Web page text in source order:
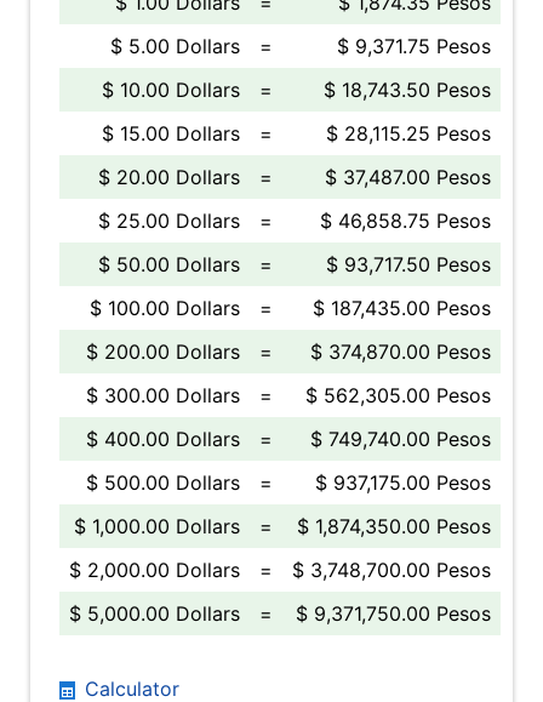
$ 5.00 Dollars
=
$ 9,371.75 Pesos
$ 10.00 Dollars
=
$ 18,743.50 Pesos
$ 15.00 Dollars
=
$ 28,115.25 Pesos
$ 20.00 Dollars
=
$ 37,487.00 Pesos
$ 25.00 Dollars
=
$ 46,858.75 Pesos
$ 50.00 Dollars
=
$ 93,717.50 Pesos
$ 100.00 Dollars
=
$ 187,435.00 Pesos
$ 200.00 Dollars
=
$ 374,870.00 Pesos
$ 300.00 Dollars
=
$ 562,305.00 Pesos
$ 400.00 Dollars
=
$ 749,740.00 Pesos
$ 500.00 Dollars
=
$ 937,175.00 Pesos
$ 1,000.00 Dollars
=
$ 1,874,350.00 Pesos
$ 2,000.00 Dollars
=
$ 3,748,700.00 Pesos
$ 5,000.00 Dollars
= $ 9,371,750.00 Pesos
Calculator